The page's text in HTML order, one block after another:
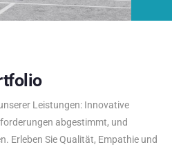
Leistungen: Innovative
abgestimmt, und
Erleben Sie Qualität, Empathie und